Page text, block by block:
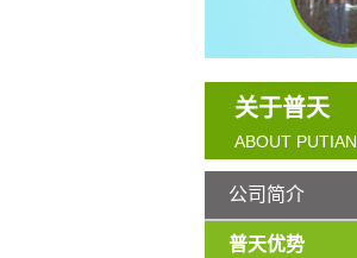
关于普天
ABOUT PUTIAN
公司简介
普天优势